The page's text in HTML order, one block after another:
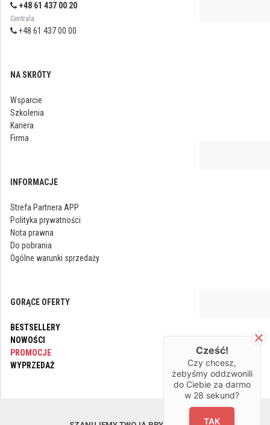
+48 61 437 00 20
Centrala
+48 61 437 00 00
NA SKRÓTY
Wsparcie
Szkolenia
Kariera
Firma
INFORMACJE
Strefa Partnera APP
Polityka prywatności
Nota prawna
Do pobrania
Ogólne warunki sprzedaży
GORĄCE OFERTY
BESTSELLERY
NOWOŚCI
PROMOCJE
WYPRZEDAŻ
Cześć!
Czy chcesz,
żebyśmy oddzwonili
do Ciebie za darmo
w 28 sekund?
TAK